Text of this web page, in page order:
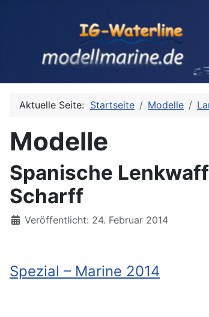
Aktuelle Seite: Startseite Modelle
Modelle
Spanische
Scharff
Details
Veröffentlicht: 24. Februar 2014
Spezial – Marine 2014